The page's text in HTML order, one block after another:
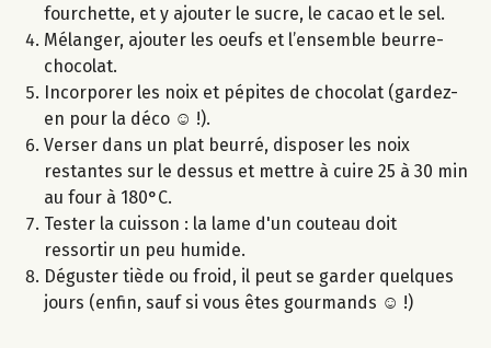
fourchette, et y ajouter le sucre, le cacao et le sel.
Mélanger, ajouter les oeufs et l’ensemble beurre-
chocolat.
Incorporer les noix et pépites de chocolat (gardez-
en pour la déco ☺ !).
Verser dans un plat beurré, disposer les noix
restantes sur le dessus et mettre à cuire 25 à 30 min
au four à 180°C.
Tester la cuisson : la lame d'un couteau doit
ressortir un peu humide.
Déguster tiède ou froid, il peut se garder quelques
jours (enfin, sauf si vous êtes gourmands ☺ !)